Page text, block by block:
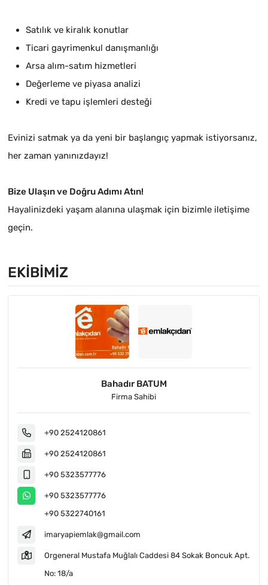
Satılık ve kiralık konutlar
Ticari gayrimenkul danışmanlığı
Arsa alım-satım hizmetleri
Değerleme ve piyasa analizi
Kredi ve tapu işlemleri desteği
Evinizi satmak ya da yeni bir başlangıç yapmak istiyorsanız,
her zaman yanınızdayız!
Bize Ulaşın ve Doğru Adımı Atın!
Hayalinizdeki yaşam alanına ulaşmak için bizimle iletişime
geçin.
EKIBIMIZ
Bahadır BATUM
Firma Sahibi
+90 2524120861
+90 2524120861
+90 5323577776
+90 5323577776
+90 5322740161
imaryapiemlak@gmail.com
Orgeneral Mustafa Muğlalı Caddesi 84 Sokak Boncuk Apt.
No: 18/a